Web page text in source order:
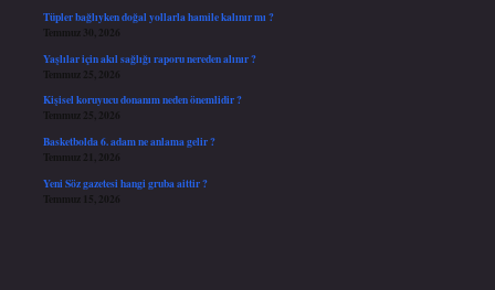
Tüpler bağlıyken doğal yollarla hamile kalınır mı ?
Temmuz 30, 2026
Yaşlılar için akıl sağlığı raporu nereden alınır ?
Temmuz 25, 2026
Kişisel koruyucu donanım neden önemlidir ?
Temmuz 25, 2026
Basketbolda 6. adam ne anlama gelir ?
Temmuz 21, 2026
Yeni Söz gazetesi hangi gruba aittir ?
Temmuz 15, 2026